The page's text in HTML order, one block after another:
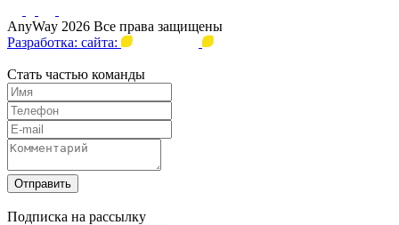
AnyWay 2026 Все права защищены
Разработка: сайта:
Стать частью команды
Отправить
Подписка на рассылку